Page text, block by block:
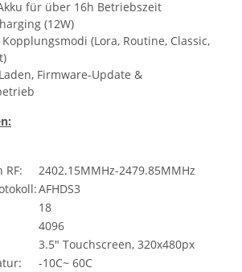
für über 16h Betriebszeit
(12W)
Kopplungsmodi (Lora, Routine, Classic,
Firmware-Update &
RF:
2402.15MMHz-2479.85MMHz
AFHDS3
18
4096
3.5" Touchscreen, 320x480px
-10C~ 60C